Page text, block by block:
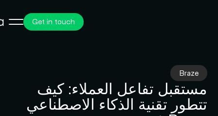
Get in touch
Braze
مستقبل تفاعل العملاء: كيف
تتطور تقنية الذكاء الاصطناعي